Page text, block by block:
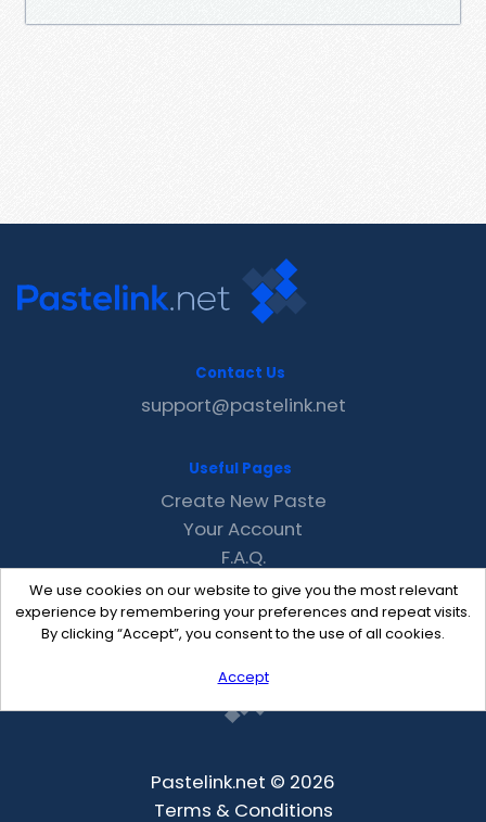
We use cookies on our website to give you the most relevant
experience by remembering your preferences and repeat visits.
By clicking “Accept”, you consent to the use of all cookies.
Accept
Contact Us
support@pastelink.net
Useful Pages
Create New Paste
Your Account
F.A.Q.
Recent
Contact
Pastelink.net © 2026
Terms & Conditions